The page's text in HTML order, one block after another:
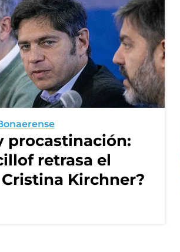
procastinación:
retrasa el
Kirchner?